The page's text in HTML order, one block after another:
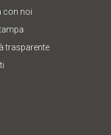
con noi
trasparente